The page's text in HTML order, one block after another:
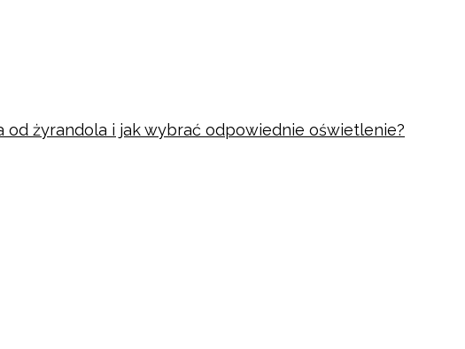
od żyrandola i jak wybrać odpowiednie oświetlenie?